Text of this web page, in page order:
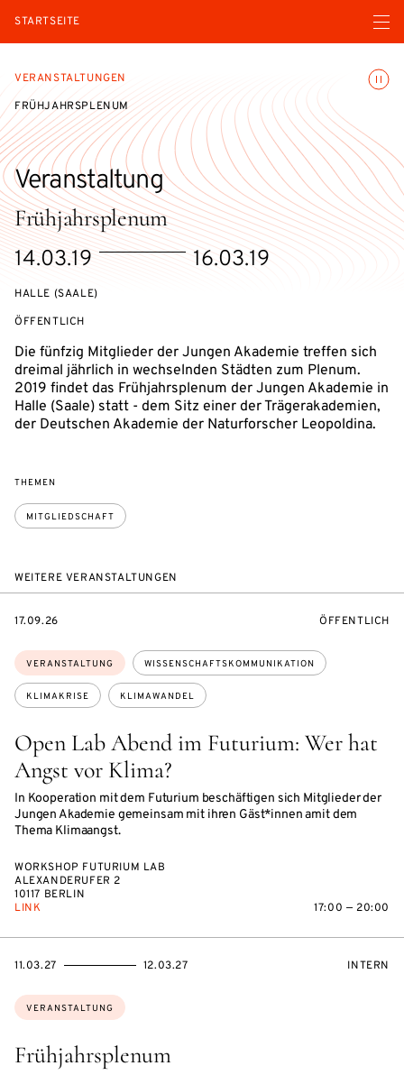
STARTSEITE Menü
VERANSTALTUNGEN
FRÜHJAHRSPLENUM
Frühjahrsplenum
Veranstaltung
eventBeginsOn
14.03.19
eventEndsOn 16.03.19
HALLE (SAALE)
VERANSTALTUNGSZUGANG:
ÖFFENTLICH
Die fünfzig Mitglieder der Jungen Akademie treffen sich
dreimal jährlich in wechselnden Städten zum Plenum.
2019 findet das Frühjahrsplenum der Jungen Akademie in
Halle (Saale) statt - dem Sitz einer der Trägerakademien,
der Deutschen Akademie der Naturforscher Leopoldina.
THEMEN
MITGLIEDSCHAFT
WEITERE VERANSTALTUNGEN
Open Lab Abend im Futurium: Wer hat
Angst vor Klima?
In Kooperation mit dem Futurium beschäftigen sich Mitglieder der
Jungen Akademie gemeinsam mit ihren Gäst*innen amit dem
Thema Klimaangst.
Themen:
VERANSTALTUNG WISSENSCHAFTSKOMMUNIKATION
KLIMAKRISE KLIMAWANDEL
EVENTBEGINSON
17.09.26 ÖFFENTLICH
WORKSHOP FUTURIUM LAB
ALEXANDERUFER 2
10117 BERLIN
LINK
17:00 — 20:00
Frühjahrsplenum
Themen:
VERANSTALTUNG
EVENTBEGINSON
11.03.27
EVENTENDSON 12.03.27 INTERN